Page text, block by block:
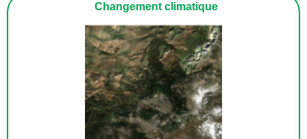
Changement climatique